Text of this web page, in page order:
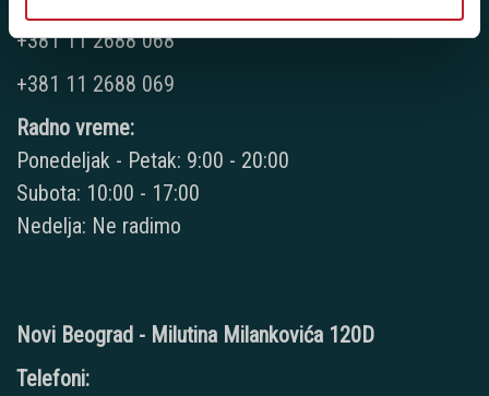
+381 11 2688 068
+381 11 2688 069
Radno vreme:
Ponedeljak - Petak: 9:00 - 20:00
Subota: 10:00 - 17:00
Nedelja: Ne radimo
Novi Beograd - Milutina Milankovića 120D
Telefoni: